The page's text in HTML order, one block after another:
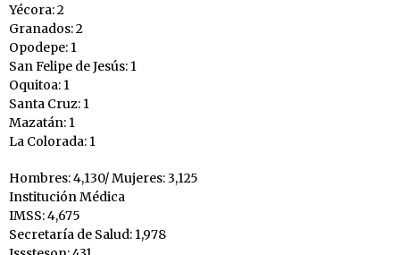
Yécora: 2
Granados: 2
Opodepe: 1
San Felipe de Jesús: 1
Oquitoa: 1
Santa Cruz: 1
Mazatán: 1
La Colorada: 1
Hombres: 4,130/ Mujeres: 3,125
Institución Médica
IMSS: 4,675
Secretaría de Salud: 1,978